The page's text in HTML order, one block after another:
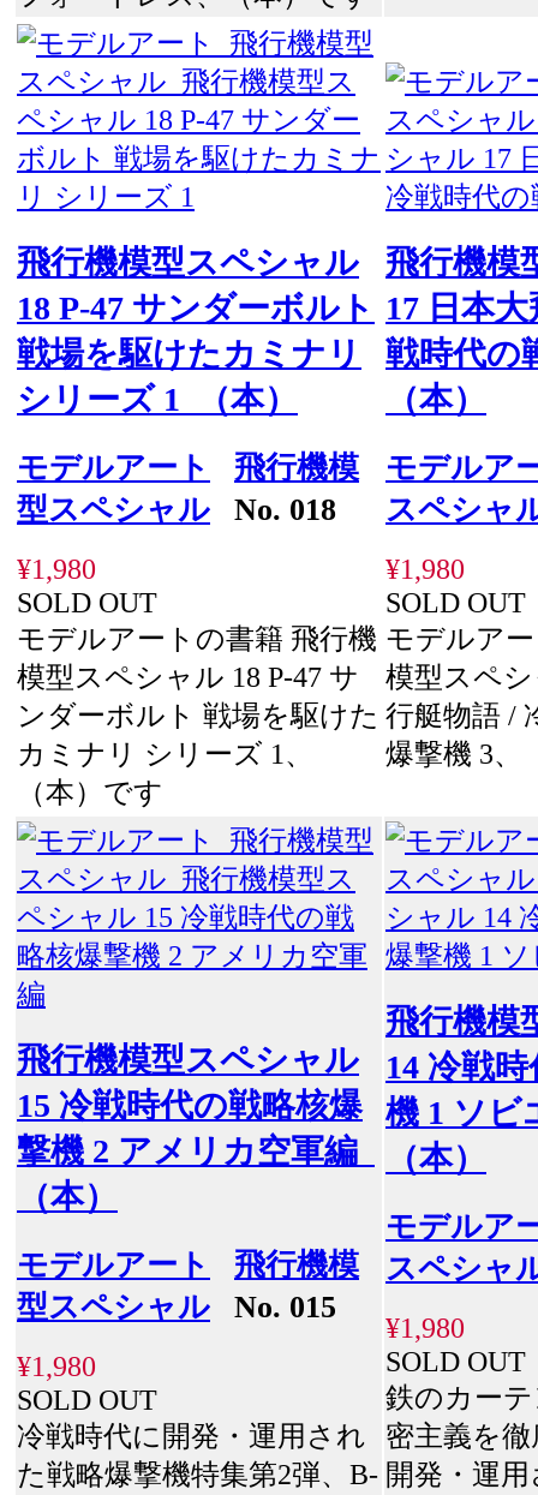
飛行機模型スペシャル
18 P-47 サンダーボルト
戦場を駆けたカミナリ
シリーズ 1 （本）
モデルアート
飛行機模
型スペシャル No. 018
¥1,980
SOLD OUT
モデルアートの書籍 飛行機
模型スペシャル 18 P-47 サ
ンダーボルト 戦場を駆けた
カミナリ シリーズ 1、
（本）です
飛行機模
17 日本
戦時代の
（本）
モデルア
スペシャ
¥1,980
SOLD OUT
モデルア
模型スペ
行艇物語 /
爆撃機 3、
飛行機模型スペシャル
15 冷戦時代の戦略核爆
撃機 2 アメリカ空軍編
（本）
モデルアート
飛行機模
型スペシャル No. 015
¥1,980
SOLD OUT
冷戦時代に開発・運用され
た戦略爆撃機特集第2弾、B-
飛行機模
14 冷戦
機 1 ソ
（本）
モデルア
スペシャ
¥1,980
SOLD OUT
鉄のカー
密主義を
開発・運